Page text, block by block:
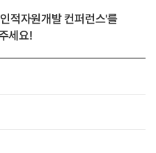
적자원개발 컨퍼런스'를
세요!